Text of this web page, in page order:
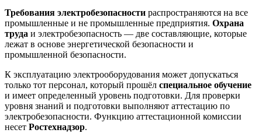
Требования электробезопасности распространяются на все
промышленные и не промышленные предприятия. Охрана
труда и электробезопасность — две составляющие, которые
лежат в основе энергетической безопасности и
промышленной безопасности.
К эксплуатацию электрооборудования может допускаться
только тот персонал, который прошёл специальное обучение
и имеет определенный уровень подготовки. Для проверки
уровня знаний и подготовки выполняют аттестацию по
электробезопасности. Функцию аттестационной комиссии
несет Ростехнадзор.